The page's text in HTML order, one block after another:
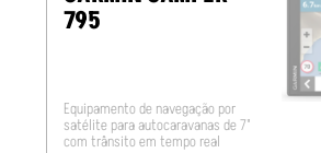
795
Equipamento de navegação por
satélite para autocaravanas de 7"
com trânsito em tempo real